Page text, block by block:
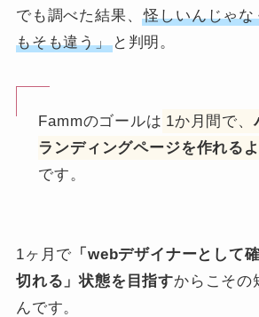
でも調べた結果、怪しいんじゃ
もそも違う」と判明。
Fammのゴールは 1か月間で、
ランディングページを作れる
です。
1ヶ月で 「webデザイナーとして
切れる」状態を目指すからこその
んです。